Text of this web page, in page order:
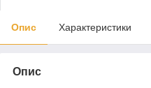
Опис Характеристики
Опис